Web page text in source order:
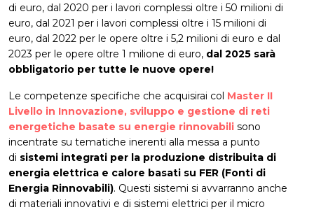
di euro, dal 2020 per i lavori complessi oltre i 50 milioni di
euro, dal 2021 per i lavori complessi oltre i 15 milioni di
euro, dal 2022 per le opere oltre i 5,2 milioni di euro e dal
2023 per le opere oltre 1 milione di euro, dal 2025 sarà
obbligatorio per tutte le nuove opere!
Le competenze specifiche che acquisirai col Master II
Livello in Innovazione, sviluppo e gestione di reti
energetiche basate su energie rinnovabili sono
incentrate su tematiche inerenti alla messa a punto
di sistemi integrati per la produzione distribuita di
energia elettrica e calore basati su FER (Fonti di
Energia Rinnovabili). Questi sistemi si avvarranno anche
di materiali innovativi e di sistemi elettrici per il micro